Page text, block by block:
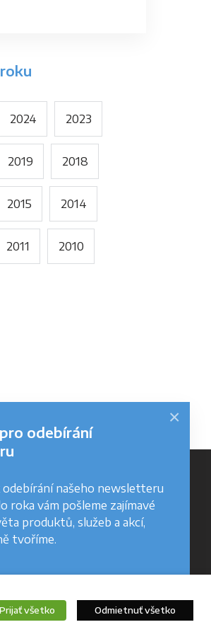
2024 2023
2019 2018
2015 2014
2011 2010
×
odebírání
odebírání našeho newsletteru
roka vám pošleme zajímavé
produktů, služeb a akcí,
tvoříme.
Prijať všetko Odmietnuť všetko